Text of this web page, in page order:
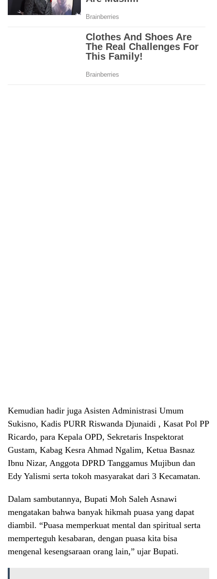
Kemudian hadir juga Asisten Administrasi Umum
Sukisno, Kadis PURR Riswanda Djunaidi , Kasat Pol PP
Ricardo, para Kepala OPD, Sekretaris Inspektorat
Gustam, Kabag Kesra Ahmad Ngalim, Ketua Basnaz
Ibnu Nizar, Anggota DPRD Tanggamus Mujibun dan
Edy Yalismi serta tokoh masyarakat dari 3 Kecamatan.
Dalam sambutannya, Bupati Moh Saleh Asnawi
mengatakan bahwa banyak hikmah puasa yang dapat
diambil. “Puasa memperkuat mental dan spiritual serta
memperteguh kesabaran, dengan puasa kita bisa
mengenal kesengsaraan orang lain,” ujar Bupati.